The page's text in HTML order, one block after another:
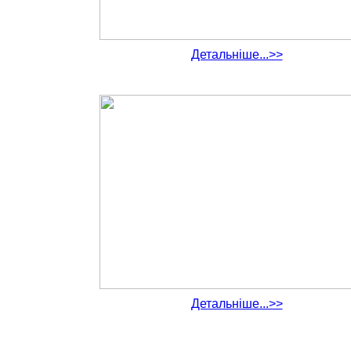
Детальніше...>>
Детальніше...>>